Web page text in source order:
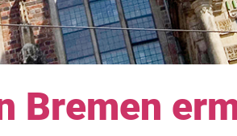
Bremen